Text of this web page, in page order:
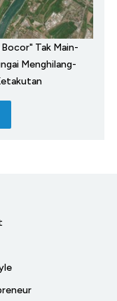
Tak Main-
Menghilang-